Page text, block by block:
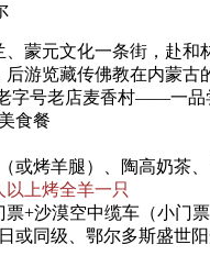
蒙元文化一条街，赴和
后游览藏传佛教在内蒙
字号老店麦香村——一品
食餐
或烤羊腿）、陶高奶茶
上烤全羊一只
票+沙漠空中缆车（小门
或同级、鄂尔多斯盛世